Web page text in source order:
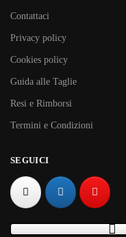
Contattaci
Privacy policy
Cookies policy
Guida alle Taglie
Resi e Rimborsi
Termini e Condizioni
SEGUICI